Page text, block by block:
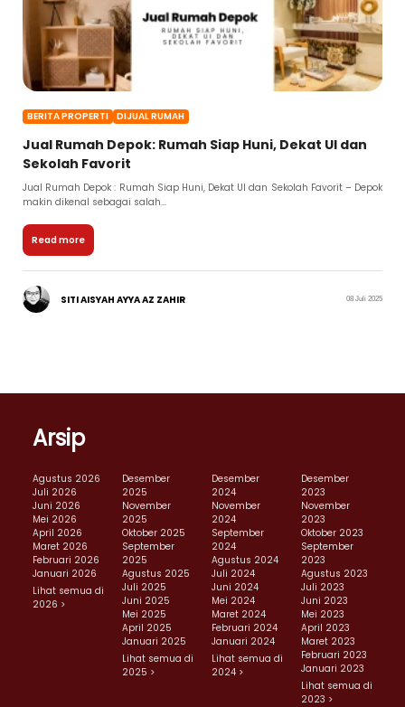
BERITA PROPERTI DIJUAL RUMAH
Jual Rumah Depok: Rumah Siap Huni, Dekat UI dan
Sekolah Favorit
Jual Rumah Depok : Rumah Siap Huni, Dekat UI dan Sekolah Favorit – Depok
makin dikenal sebagai salah...
Read more
SITI AISYAH AYYA AZ ZAHIR 08 Juli 2025
Arsip
Agustus 2026
Juli 2026
Juni 2026
Mei 2026
April 2026
Maret 2026
Februari 2026
Januari 2026
Lihat semua di
2026 >
Desember
2025
November
2025
Oktober 2025
September
2025
Agustus 2025
Juli 2025
Juni 2025
Mei 2025
April 2025
Januari 2025
Lihat semua di
2025 >
Desember
2024
November
2024
September
2024
Agustus 2024
Juli 2024
Juni 2024
Mei 2024
Maret 2024
Februari 2024
Januari 2024
Lihat semua di
2024 >
Desember
2023
November
2023
Oktober 2023
September
2023
Agustus 2023
Juli 2023
Juni 2023
Mei 2023
April 2023
Maret 2023
Februari 2023
Januari 2023
Lihat semua di
2023 >